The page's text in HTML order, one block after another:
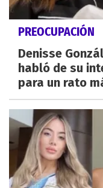
PREOCUPACIÓN
Denisse
habló de su
para un rato